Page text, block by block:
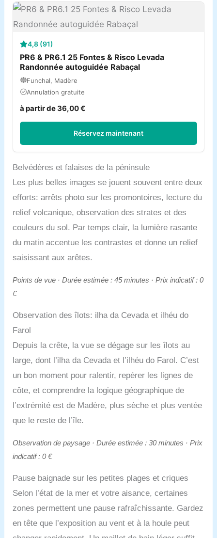
4,8 (91)
PR6 & PR6.1 25 Fontes & Risco Levada
Randonnée autoguidée Rabaçal
Funchal, Madère
Annulation gratuite
à partir de 36,00 €
Réservez maintenant
Belvédères et falaises de la péninsule
Les plus belles images se jouent souvent entre deux
efforts: arrêts photo sur les promontoires, lecture du
relief volcanique, observation des strates et des
couleurs du sol. Par temps clair, la lumière rasante
du matin accentue les contrastes et donne un relief
saisissant aux arêtes.
Points de vue · Durée estimée : 45 minutes · Prix indicatif : 0
€
Observation des îlots: ilha da Cevada et ilhéu do
Farol
Depuis la crête, la vue se dégage sur les îlots au
large, dont l’ilha da Cevada et l’ilhéu do Farol. C’est
un bon moment pour ralentir, repérer les lignes de
côte, et comprendre la logique géographique de
l’extrémité est de Madère, plus sèche et plus ventée
que le reste de l’île.
Observation de paysage · Durée estimée : 30 minutes · Prix
indicatif : 0 €
Pause baignade sur les petites plages et criques
Selon l’état de la mer et votre aisance, certaines
zones permettent une pause rafraîchissante. Gardez
en tête que l’exposition au vent et à la houle peut